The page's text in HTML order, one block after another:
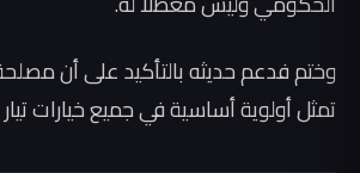
وختم فدعم حديثه بالتأكيد على أن مصلحة
تمثل أولوية أساسية في جميع خيارات